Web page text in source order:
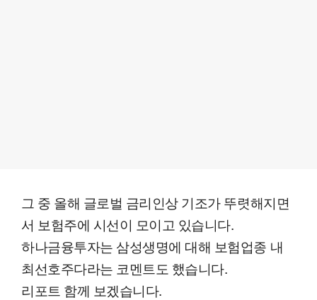
그 중 올해 글로벌 금리인상 기조가 뚜렷해지면
서 보험주에 시선이 모이고 있습니다.
하나금융투자는 삼성생명에 대해 보험업종 내
최선호주다라는 코멘트도 했습니다.
리포트 함께 보겠습니다.